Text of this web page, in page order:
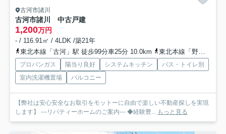
古河市諸川
古河市諸川 中古戸建
1,200万円
- / 116.91㎡ / 4LDK /築21年
東北本線「古河」駅 徒歩99分車25分 10.0km
東北本線「野木」駅 徒歩99分
プロパンガス 陽当り良好 システムキッチン
バス・トイレ別
室内洗濯機置場
バルコニー
【弊社は安心安全なお取引をモットーに自由で楽しい不動産探しを実現
します】 ---リバティーホームのご案内--- ◆経験豊... もっと見る